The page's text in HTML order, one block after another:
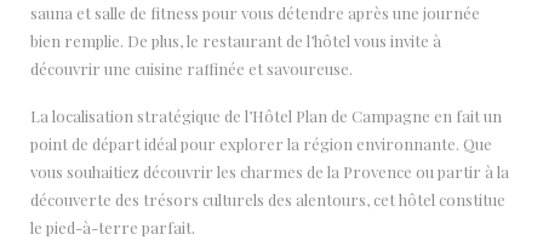
sauna et salle de fitness pour vous détendre après une journée
bien remplie. De plus, le restaurant de l’hôtel vous invite à
découvrir une cuisine raffinée et savoureuse.
La localisation stratégique de l’Hôtel Plan de Campagne en fait un
point de départ idéal pour explorer la région environnante. Que
vous souhaitiez découvrir les charmes de la Provence ou partir à la
découverte des trésors culturels des alentours, cet hôtel constitue
le pied-à-terre parfait.